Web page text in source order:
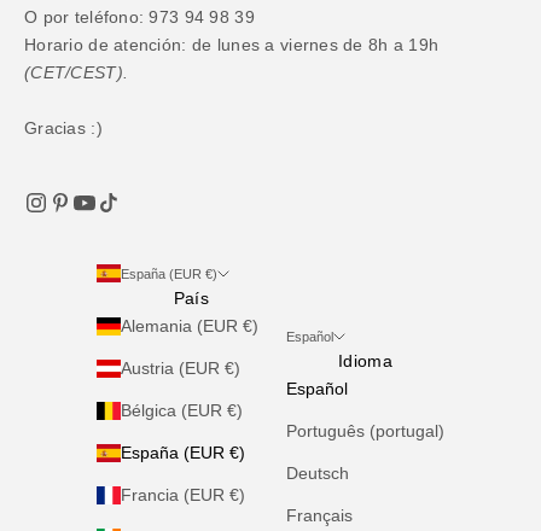
O por teléfono: 973 94 98 39
Horario de atención: de lunes a viernes de 8h a 19h
(CET/CEST).
Gracias :)
España (EUR €)
País
Alemania (EUR €)
Austria (EUR €)
Bélgica (EUR €)
España (EUR €)
Francia (EUR €)
Español
Idioma
Español
Português (portugal)
Deutsch
Français